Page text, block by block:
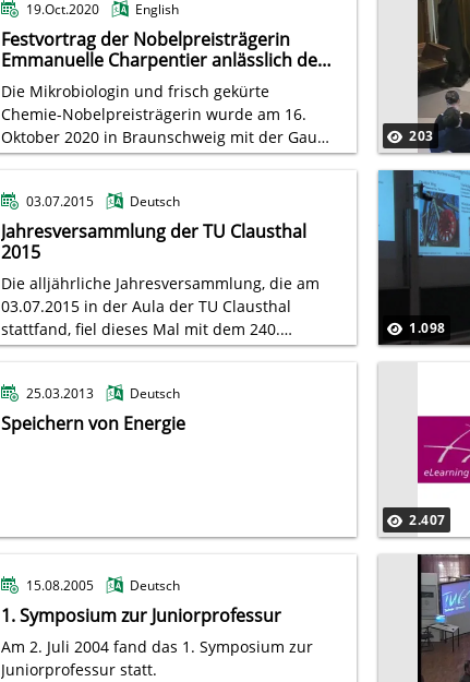
19.Oct.2020 English
Festvortrag der Nobelpreisträgerin
Emmanuelle Charpentier anlässlich der
Verleihung der Carl Friedrich Gauß-
Medaille
Die Mikrobiologin und frisch gekürte
Chemie-Nobelpreisträgerin wurde am 16.
Oktober 2020 in Braunschweig mit der Gauß-
Medaille der Braunschweigischen
203
03.07.2015 Deutsch
Jahresversammlung der TU Clausthal
2015
Die alljährliche Jahresversammlung, die am
03.07.2015 in der Aula der TU Clausthal
stattfand, fiel dieses Mal mit dem 240.
Geburtstag der TU Clausthal zusammen.
1.098
25.03.2013 Deutsch
Speichern von Energie
2.407
15.08.2005 Deutsch
1. Symposium zur Juniorprofessur
Am 2. Juli 2004 fand das 1. Symposium zur
Juniorprofessur statt.